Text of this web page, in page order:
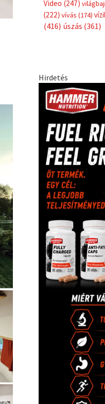
Címkék
asztalitenisz(130)
Tímea(240)
forma 1(1165)
Katinka(186)
(138)karate(168)
(448) Lewis
Mercedes(244)
Világbajnokság
(438)Sportime
Balázs(126)tenisz
Video(247)
(222)
vívás (174)
(416)úszás(361)